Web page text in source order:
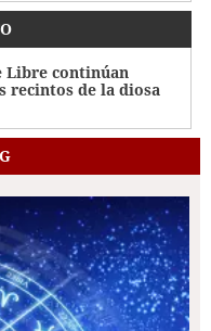
Libre continúan
recintos de la diosa